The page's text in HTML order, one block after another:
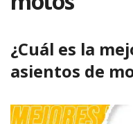
¿Cuál es la
asientos de